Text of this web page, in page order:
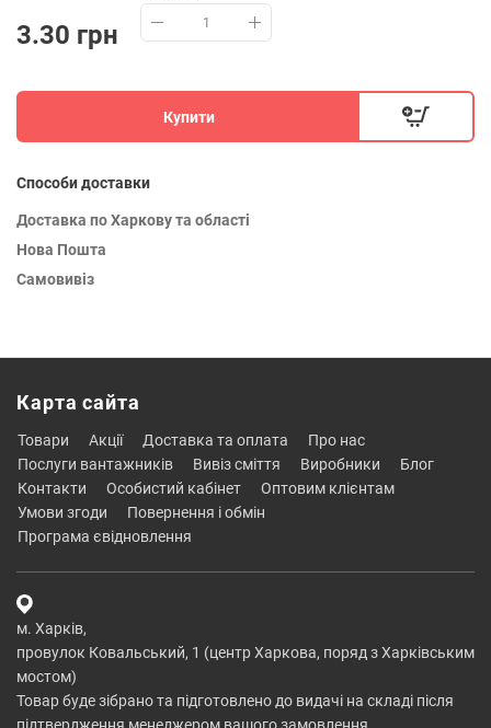
3.30 грн
Купити
Способи доставки
Доставка по Харкову та області
Нова Пошта
Самовивіз
Карта сайта
товари акції доставка та оплата
про нас
послуги вантажників
вивіз сміття виробники
блог
контакти
особистий кабінет
оптовим клієнтам
умови згоди
повернення і обмін
програма євідновлення
м. Харків,
провулок Ковальський, 1 (центр Харкова, поряд з Харківським
мостом)
Товар буде зібрано та підготовлено до видачі на складі після